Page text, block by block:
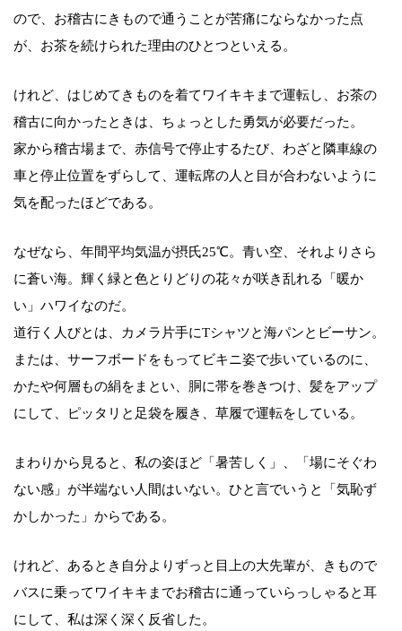
ので、お稽古にきもので通うことが苦痛にならなかった点
が、お茶を続けられた理由のひとつといえる。
けれど、はじめてきものを着てワイキキまで運転し、お茶の
稽古に向かったときは、ちょっとした勇気が必要だった。
家から稽古場まで、赤信号で停止するたび、わざと隣車線の
車と停止位置をずらして、運転席の人と目が合わないように
気を配ったほどである。
なぜなら、年間平均気温が摂氏25℃。青い空、それよりさら
に蒼い海。輝く緑と色とりどりの花々が咲き乱れる「暖か
い」ハワイなのだ。
道行く人びとは、カメラ片手にTシャツと海パンとビーサン。
または、サーフボードをもってビキニ姿で歩いているのに、
かたや何層もの絹をまとい、胴に帯を巻きつけ、髪をアップ
にして、ピッタリと足袋を履き、草履で運転をしている。
まわりから見ると、私の姿ほど「暑苦しく」、「場にそぐわ
ない感」が半端ない人間はいない。ひと言でいうと「気恥ず
かしかった」からである。
けれど、あるとき自分よりずっと目上の大先輩が、きもので
バスに乗ってワイキキまでお稽古に通っていらっしゃると耳
にして、私は深く深く反省した。